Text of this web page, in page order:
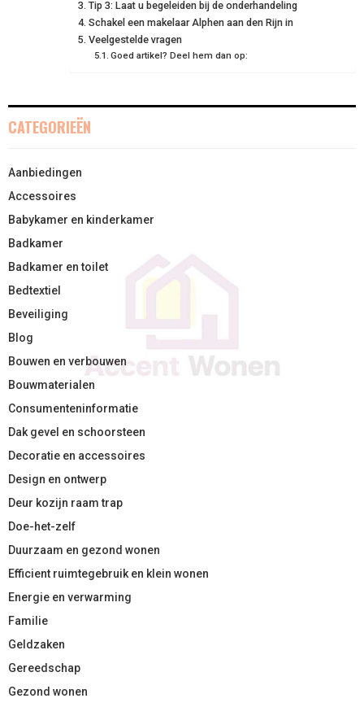
T
Tip 3: Laat u begeleiden bij de onderhandeling
Schakel een makelaar Alphen aan den Rijn in
Veelgestelde vragen
Goed artikel? Deel hem dan op:
CATEGORIEËN
Aanbiedingen
Accessoires
Babykamer en kinderkamer
Badkamer
Badkamer en toilet
Bedtextiel
Beveiliging
Blog
Bouwen en verbouwen
Bouwmaterialen
Consumenteninformatie
Dak gevel en schoorsteen
Decoratie en accessoires
Design en ontwerp
Deur kozijn raam trap
Doe-het-zelf
Duurzaam en gezond wonen
Efficient ruimtegebruik en klein wonen
Energie en verwarming
Familie
Geldzaken
Gereedschap
Gezond wonen